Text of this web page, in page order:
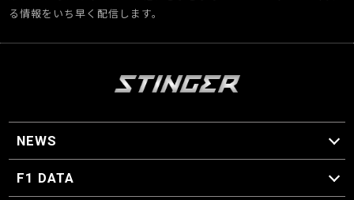
る情報をいち早く配信します。
NEWS
F1 ニュース
F1 DATA